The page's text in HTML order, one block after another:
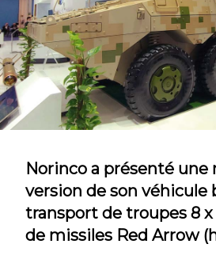
Norinco a présenté une
version de son véhicule
transport de troupes 8 x
de missiles Red Arrow